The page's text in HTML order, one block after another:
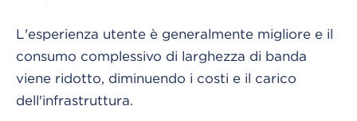
L'esperienza utente è generalmente migliore e il
consumo complessivo di larghezza di banda
viene ridotto, diminuendo i costi e il carico
dell'infrastruttura.